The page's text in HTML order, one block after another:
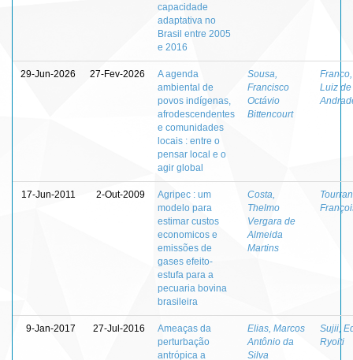
capacidade
adaptativa no
Brasil entre 2005
e 2016
29-Jun-2026 27-Fev-2026
A agenda
ambiental de
povos indígenas,
afrodescendentes
e comunidades
locais : entre o
pensar local e o
agir global
Sousa,
Francisco
Octávio
Bittencourt
Luiz de
17-Jun-2011 2-Out-2009
Agripec : um
modelo para
estimar custos
economicos e
emissões de
gases efeito-
estufa para a
pecuaria bovina
brasileira
Costa,
Thelmo
Vergara de
Almeida
Martins
9-Jan-2017 27-Jul-2016
Ameaças da
perturbação
antrópica a
Elias, Marcos
Antônio da
Silva
Sujii,
Ryoiti